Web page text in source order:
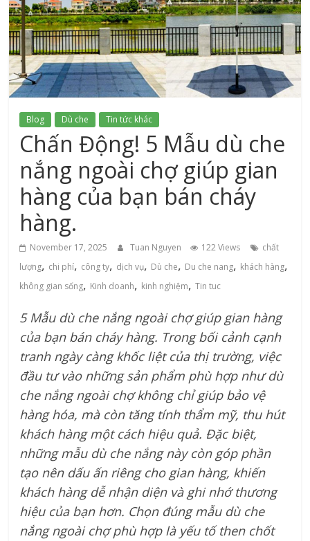
xứ
Thanh
Blog Dù che Tin tức khác
Chấn Động! 5 Mẫu dù che
nắng ngoài chợ giúp gian
hàng của bạn bán cháy
hàng.
November 17, 2025 Tuan Nguyen 122 Views
chất
lượng, chi phí, công ty, dịch vụ, Dù che, Du che nang, khách hàng,
không gian sống, Kinh doanh, kinh nghiệm,Tin tuc
5 Mẫu dù che nắng ngoài chợ giúp gian hàng
của bạn bán cháy hàng. Trong bối cảnh cạnh
tranh ngày càng khốc liệt của thị trường, việc
đầu tư vào những sản phẩm phù hợp như dù
che nắng ngoài chợ không chỉ giúp bảo vệ
hàng hóa, mà còn tăng tính thẩm mỹ, thu hút
khách hàng một cách hiệu quả. Đặc biệt,
những mẫu dù che nắng này còn góp phần
tạo nên dấu ấn riêng cho gian hàng, khiến
khách hàng dễ nhận diện và ghi nhớ thương
hiệu của bạn hơn. Chọn đúng mẫu dù che
nắng ngoài chợ phù hợp là yếu tố then chốt